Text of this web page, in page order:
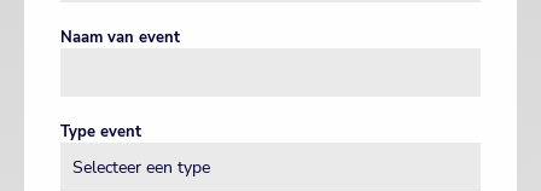
Naam van event
Type event